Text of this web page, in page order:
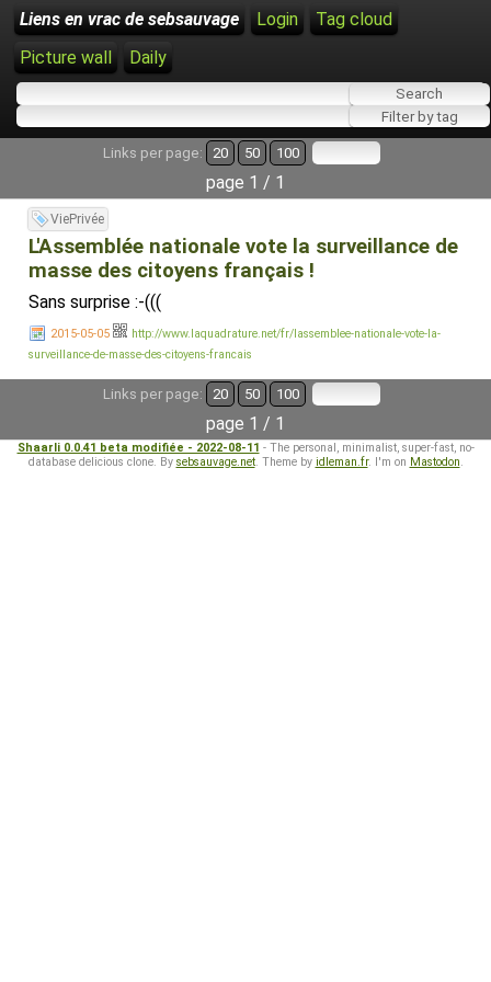
Liens en vrac de sebsauvage Login
Tag cloud
Picture wall
Daily
Links per page: 20 50 100
page 1 / 1
ViePrivée
L'Assemblée nationale vote la surveillance de
masse des citoyens français !
Sans surprise :-(((
2015-05-05
http://www.laquadrature.net/fr/lassemblee-nationale-vote-la-
surveillance-de-masse-des-citoyens-francais
Links per page: 20 50 100
page 1 / 1
Shaarli 0.0.41 beta modifiée - 2022-08-11 - The personal, minimalist, super-fast, no-
database delicious clone. By sebsauvage.net. Theme by idleman.fr. I'm on Mastodon.